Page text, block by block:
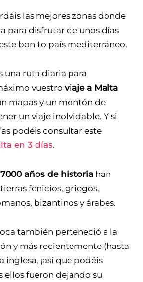
las mejores zonas donde
para disfrutar de unos días
bonito país mediterráneo.
una ruta diaria para
vuestro viaje a Malta
mapas y un montón de
un viaje inolvidable. Y si
podéis consultar este
en 3 días.
años de historiahan
fenicios, griegos,
bizantinos y árabes.
también perteneció a la
y más recientemente (hasta
inglesa, ¡así que podéis
ellos fueron dejando su